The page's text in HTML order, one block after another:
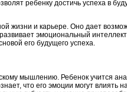
ребенку достичь успеха в
жизни и карьере. Оно дает
эмоциональный
его будущего успеха.
мышлению. Ребенок учится
что его эмоции могут влиять